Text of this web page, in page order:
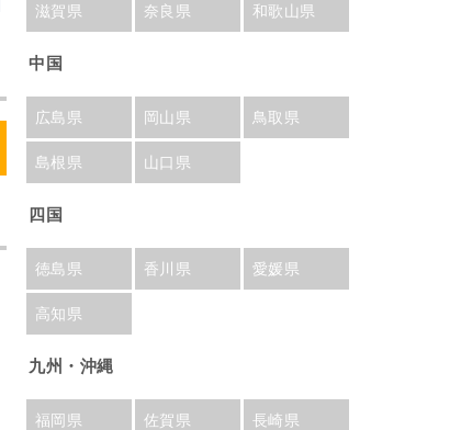
滋賀県 奈良県 和歌山県
中国
広島県 岡山県 鳥取県
島根県 山口県
四国
徳島県 香川県 愛媛県
高知県
九州・沖縄
福岡県 佐賀県 長崎県